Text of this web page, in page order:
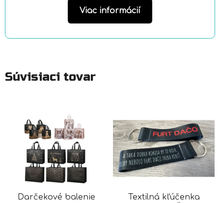
Viac informácií
Súvisiaci tovar
Darčekové balenie
Textilná kľúčenka